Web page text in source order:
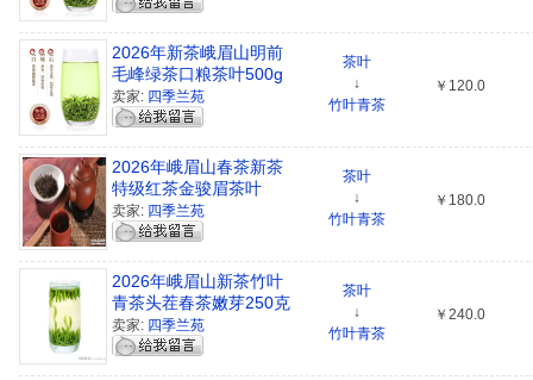
2026年新茶峨眉山明前
毛峰绿茶口粮茶叶500g
包邮
卖家: 四季兰苑
茶叶
↓
竹叶青茶
￥120.0
2026年峨眉山春茶新茶
特级红茶金骏眉茶叶
卖家: 四季兰苑
茶叶
↓
竹叶青茶
￥180.0
2026年峨眉山新茶竹叶
青茶头茬春茶嫩芽250克
包邮
卖家: 四季兰苑
茶叶
↓
竹叶青茶
￥240.0